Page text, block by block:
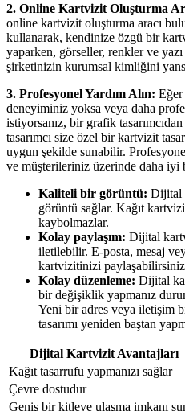
2. Online Kartvizit Oluşturma
online kartvizit oluşturma aracı
kullanarak, kendinize özgü bir
yaparken, görseller, renkler ve
şirketinizin kurumsal kimliğini
3. Profesyonel Yardım Alın: Eğer
deneyiminiz yoksa veya daha
istiyorsanız, bir grafik
tasarımcı size özel bir kartvizit
uygun şekilde sunabilir.
ve müşterileriniz üzerinde daha iyi
Kaliteli bir görüntü: Dijital
görüntü sağlar. Kağıt
kaybolmazlar.
Kolay paylaşım: Dijital
iletilebilir. E-posta, mesaj
kartvizitinizi
Kolay düzenleme: Dijital
bir değişiklik yapmanız
Yeni bir adres veya iletişim
tasarımı yeniden baştan
Dijital Kartvizit Avantajları
Kağıt tasarrufu yapmanızı sağlar
Çevre dostudur
Geniş bir kitleye ulaşma imkanı